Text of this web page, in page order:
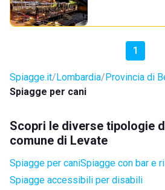
1
Spiagge.it Lombardia Provincia di
Spiagge per cani
Scopri le diverse tipologie
comune di Levate
Spiagge per caniSpiagge con bar e
Spiagge accessibili per disabili